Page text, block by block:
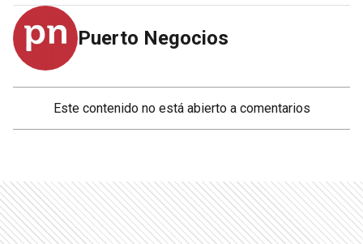
Puerto Negocios
Este contenido no está abierto a comentarios